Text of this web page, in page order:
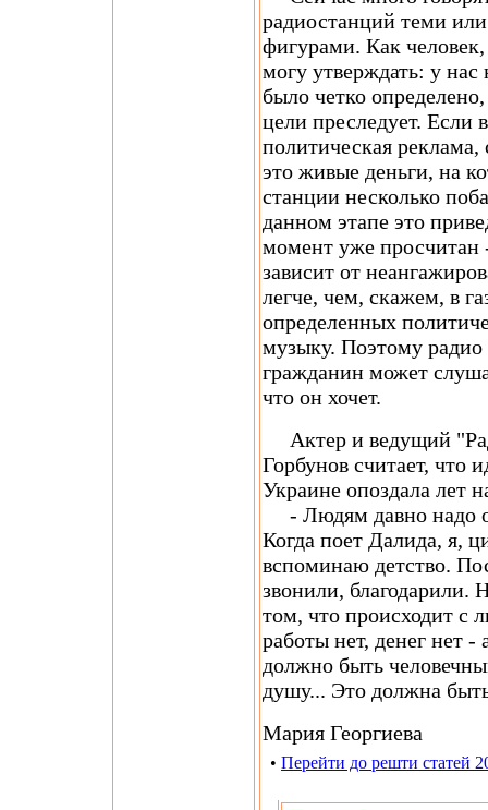
радиостанций теми
фигурами. Как
могу утверждать: у
было четко
цели преследует. Если
политическая
это живые деньги, на
станции несколько
данном этапе это
момент уже просчитан
зависит от
легче, чем, скажем, в
определенных
музыку. Поэтому радио
гражданин может
что он хочет.
Актер и ведущий
Горбунов считает, что
Украине опоздала лет
- Людям давно надо о
Когда поет Далида, я,
вспоминаю детство.
звонили, благодарили.
том, что происходит с
работы нет, денег нет
должно быть
душу... Это должна
Мария Георгиева
• Перейти до решти статей